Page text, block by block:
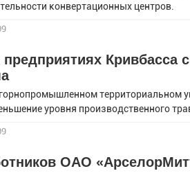
конвертационных центров.
Кривбасса
территориальном
уровня производственного
ОАО